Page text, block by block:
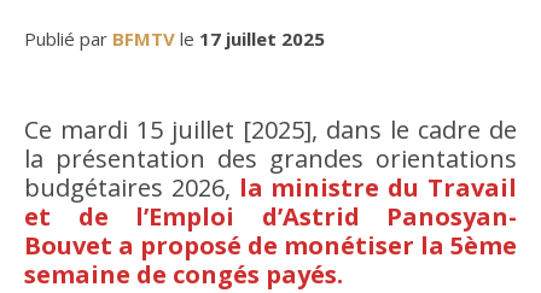
Publié par BFMTV le 17 juillet 2025
Ce mardi 15 juillet [2025], dans le cadre de
la présentation des grandes orientations
budgétaires 2026, la ministre du Travail
et de l’Emploi d’Astrid Panosyan-
Bouvet a proposé de monétiser la 5ème
semaine de congés payés.